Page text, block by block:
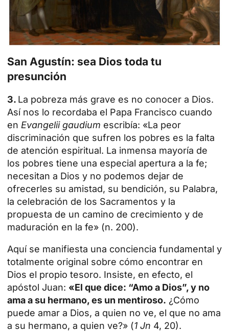
San Agustín: sea Dios toda tu
presunción
3. La pobreza más grave es no conocer a Dios.
Así nos lo recordaba el Papa Francisco cuando
en Evangelii gaudium escribía: «La peor
discriminación que sufren los pobres es la falta
de atención espiritual. La inmensa mayoría de
los pobres tiene una especial apertura a la fe;
necesitan a Dios y no podemos dejar de
ofrecerles su amistad, su bendición, su Palabra,
la celebración de los Sacramentos y la
propuesta de un camino de crecimiento y de
maduración en la fe» (n. 200).
Aquí se manifiesta una conciencia fundamental y
totalmente original sobre cómo encontrar en
Dios el propio tesoro. Insiste, en efecto, el
apóstol Juan: «El que dice: “Amo a Dios”, y no
ama a su hermano, es un mentiroso. ¿Cómo
puede amar a Dios, a quien no ve, el que no ama
a su hermano, a quien ve?» (1 Jn 4, 20).